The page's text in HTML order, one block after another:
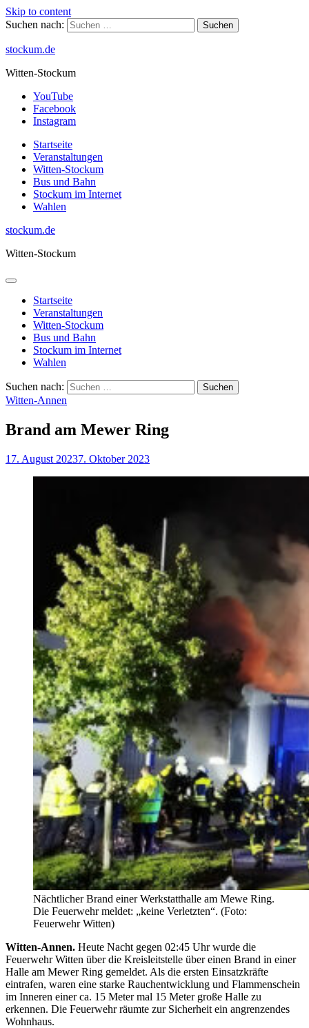
Skip to content
Suchen nach:
stockum.de
Witten-Stockum
YouTube
Facebook
Instagram
Startseite
Veranstaltungen
Witten-Stockum
Bus und Bahn
Stockum im Internet
Wahlen
stockum.de
Witten-Stockum
Startseite
Veranstaltungen
Witten-Stockum
Bus und Bahn
Stockum im Internet
Wahlen
Suchen nach:
Witten-Annen
Brand am Mewer Ring
17. August 20237. Oktober 2023
Nächtlicher Brand einer Werkstatthalle am Mewe Ring.
Die Feuerwehr meldet: „keine Verletzten“. (Foto:
Feuerwehr Witten)
Witten-Annen. Heute Nacht gegen 02:45 Uhr wurde die
Feuerwehr Witten über die Kreisleitstelle über einen Brand in einer
Halle am Mewer Ring gemeldet. Als die ersten Einsatzkräfte
eintrafen, waren eine starke Rauchentwicklung und Flammenschein
im Inneren einer ca. 15 Meter mal 15 Meter große Halle zu
erkennen. Die Feuerwehr räumte zur Sicherheit ein angrenzendes
Wohnhaus.